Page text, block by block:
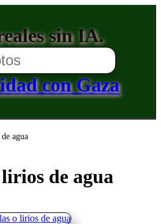
sin IA.
agua
de agua